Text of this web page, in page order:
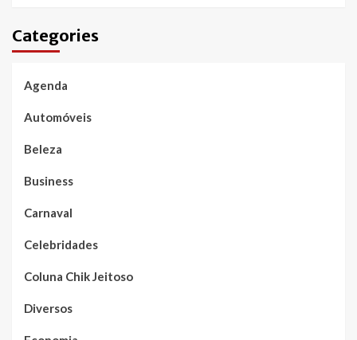
Categories
Agenda
Automóveis
Beleza
Business
Carnaval
Celebridades
Coluna Chik Jeitoso
Diversos